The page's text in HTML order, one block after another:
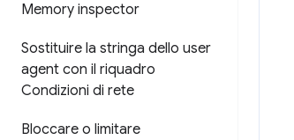
Memory inspector
Sostituire la stringa dello user
agent con il riquadro
Condizioni di rete
Bloccare o limitare